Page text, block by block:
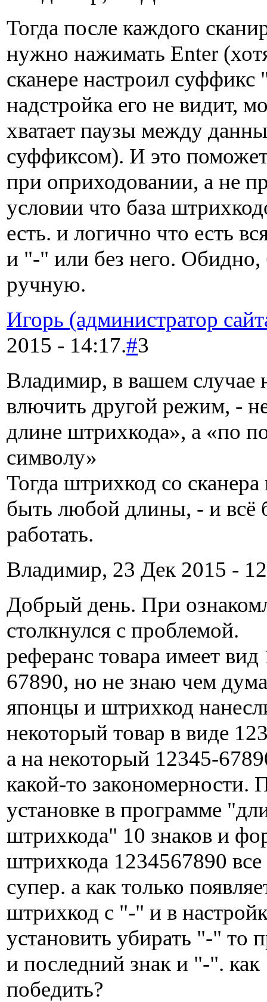
Тогда после каждого
нужно нажимать Enter
сканере настроил суффикс
надстройка его не видит,
хватает паузы между
суффиксом). И это
при оприходовании, а не
условии что база
есть. и логично что есть
и "-" или без него. Обидно,
ручную.
Игорь (администратор
2015 - 14:17.#3
Владимир, в вашем случае
влючить другой режим, -
длине штрихкода», а «по
символу»
Тогда штрихкод со
быть любой длины, - и всё
работать.
Владимир, 23 Дек 2015 -
Добрый день. При
столкнулся с проблемой.
реферанс товара имеет
67890, но не знаю чем
японцы и штрихкод
некоторый товар в виде
а на некоторый 12345-
какой-то закономерности.
установке в программе
штрихкода" 10 знаков и
штрихкода 1234567890 все
супер. а как только
штрихкод с "-" и в
установить убирать "-" то
и последний знак и "-". как
победить?